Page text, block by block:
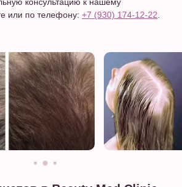
или по телефону: +7 (930) 174-12-22